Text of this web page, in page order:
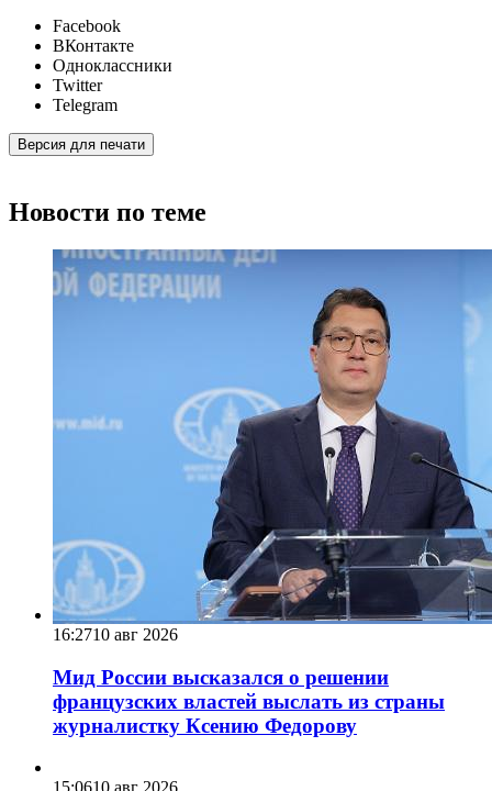
Facebook
ВКонтакте
Одноклассники
Twitter
Telegram
Версия для печати
Новости по теме
16:2710 авг 2026
Мид России высказался о решении
французских властей выслать из страны
журналистку Ксению Федорову